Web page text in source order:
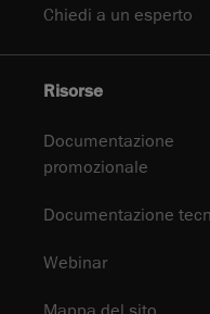
Chiedi a un esperto
Risorse
Documentazione
promozionale
Documentazione
Webinar